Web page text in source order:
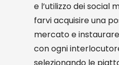
e l’utilizzo dei social
farvi acquisire una
mercato e
con ogni